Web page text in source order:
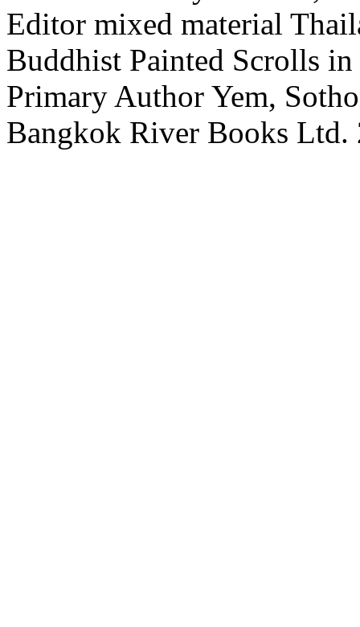
Editor mixed material
Buddhist Painted Scrolls
Primary Author Yem,
Bangkok River Books Ltd.